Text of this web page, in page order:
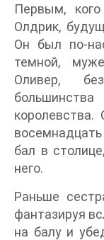
Первым,
Олдрик,
Он был по-
темной,
Оливер,
бал в
него.
Раньше
фантазируя
на балу и